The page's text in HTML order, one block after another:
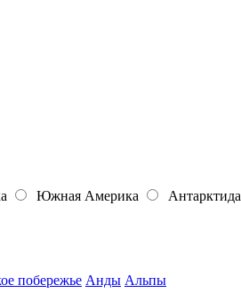
Южная Америка Антарктида
побережье Анды Альпы